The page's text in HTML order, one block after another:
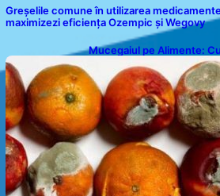
Greșelile comune în utilizarea
maximizezi eficiența Ozempic și Wegovy
Mucegaiul pe Alimente: